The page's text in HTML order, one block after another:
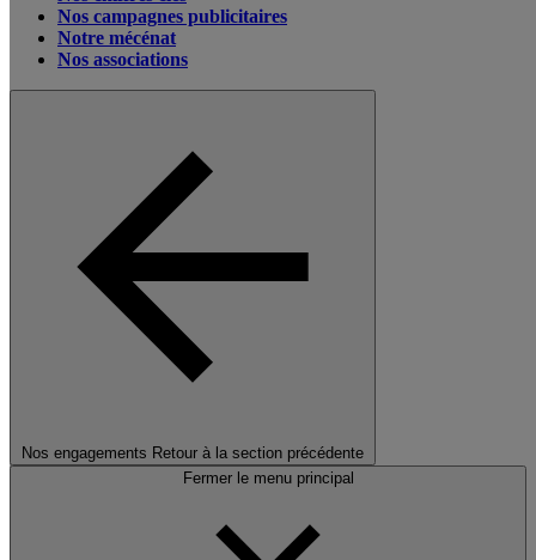
Nos campagnes publicitaires
Notre mécénat
Nos associations
Nos engagements Retour à la section précédente
Fermer le menu principal